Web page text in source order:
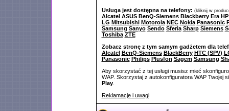
Usługa jest dostępna na telefony: (kliknij w
Alcatel ASUS BenQ-Siemens Blackberry Era HP
LG Mitsubishi Motorola NEC Nokia Panasonic
Samsung Sanyo Sendo Sferia Sharp Siemens
Toshiba ZTE
Zobacz stronę z tym samym gadżetem dla
Alcatel BenQ-Siemens BlackBerry HTC (SPV)
Panasonic Philips Plusfon Sagem Samsung
Aby skorzystać z tej usługi musisz mieć
WAP. Skorzystaj z autokonfiguratora WAP Twojej
Play.
Reklamacje i uwagi